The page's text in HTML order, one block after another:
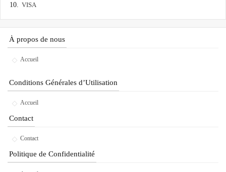
VISA
À propos de nous
Accueil
Conditions Générales d’Utilisation
Accueil
Contact
Contact
Politique de Confidentialité